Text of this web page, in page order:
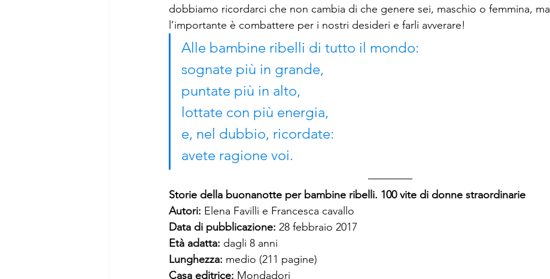
dobbiamo ricordarci che non cambia di che genere sei, maschio o femmina, ma
l’importante è combattere per i nostri desideri e farli avverare!
Alle bambine ribelli di tutto il mondo:
sognate più in grande,
puntate più in alto,
lottate con più energia,
e, nel dubbio, ricordate:
avete ragione voi.
Storie della buonanotte per bambine ribelli. 100 vite di donne straordinarie
Autori: Elena Favilli e Francesca cavallo
Data di pubblicazione: 28 febbraio 2017
Età adatta: dagli 8 anni
Lunghezza: medio (211 pagine)
Casa editrice: Mondadori